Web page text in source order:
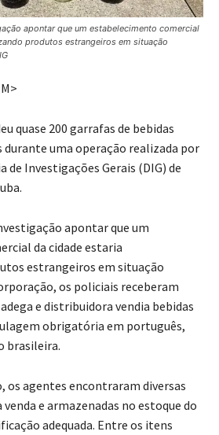
apontar que um estabelecimento comercial
produtos estrangeiros em situação
quase 200 garrafas de bebidas
uma operação realizada por
de Investigações Gerais (DIG) de
apontar que um
da cidade estaria
estrangeiros em situação
os policiais receberam
e distribuidora vendia bebidas
obrigatória em português,
brasileira.
os agentes encontraram diversas
e armazenadas no estoque do
adequada. Entre os itens